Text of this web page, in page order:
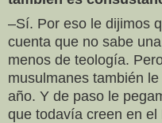
–Sí. Por eso le dijimos
cuenta que no sabe
menos de teología.
musulmanes también
año. Y de paso le
que todavía creen en